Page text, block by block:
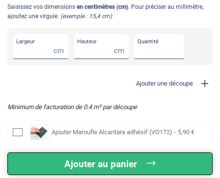
Saisissez vos dimensions en centimètres (cm). Pour préciser au millimètre,
ajoutez une virgule. (exemple : 15,4 cm)
Largeur
cm
Hauteur
cm
Quantité
Ajouter une découpe
Minimum de facturation de 0.4m² par découpe
Ajouter Maroufle Alcantara adhésif (VO172) - 5,90 €
Ajouter au panier